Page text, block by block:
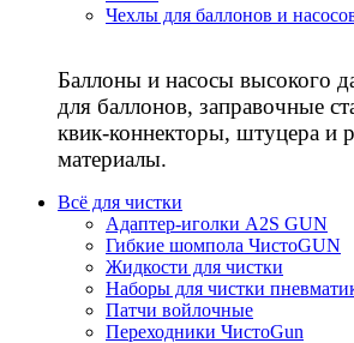
Чехлы для баллонов и
Баллоны и насосы высокого
для баллонов, заправочные
квик-коннекторы, штуцера и
материалы.
Всё для чистки
Адаптер-иголки A2S GUN
Гибкие шомпола ЧистоGUN
Жидкости для чистки
Наборы для чистки
Патчи войлочные
Переходники ЧистоGun